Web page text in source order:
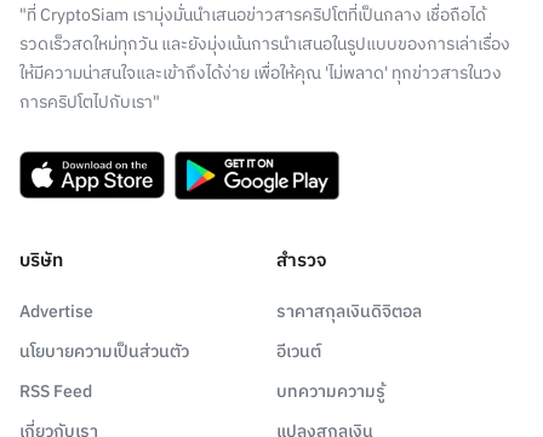
"ที่ CryptoSiam เรามุ่งมั่นนำเสนอข่าวสารคริปโตที่เป็นกลาง เชื่อถือได้
รวดเร็วสดใหม่ทุกวัน และยังมุ่งเน้นการนำเสนอในรูปแบบของการเล่าเรื่อง
ให้มีความน่าสนใจและเข้าถึงได้ง่าย เพื่อให้คุณ 'ไม่พลาด' ทุกข่าวสารในวง
การคริปโตไปกับเรา"
บริษัท
Advertise
นโยบายความเป็นส่วนตัว
RSS Feed
เกี่ยวกับเรา
สำรวจ
ราคาสกุลเงินดิจิตอล
อีเวนต์
บทความความรู้
แปลงสกุลเงิน